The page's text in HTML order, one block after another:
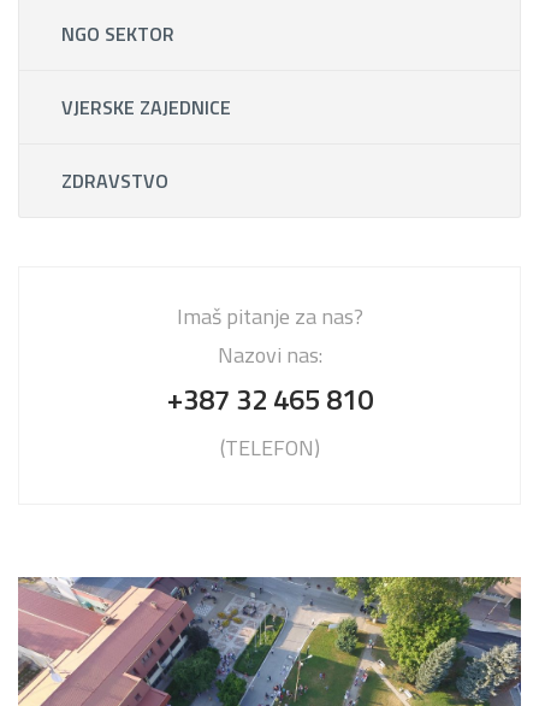
NGO SEKTOR
VJERSKE ZAJEDNICE
ZDRAVSTVO
Imaš pitanje za nas?
Nazovi nas:
+387 32 465 810
(TELEFON)